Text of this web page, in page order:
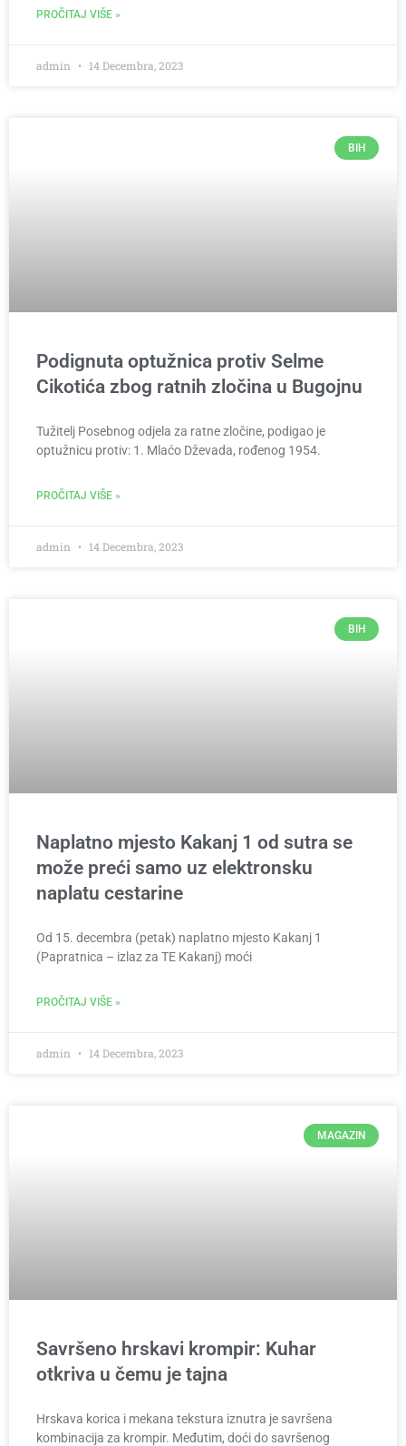
PROČITAJ VIŠE »
admin 14 Decembra, 2023
BIH
Podignuta optužnica protiv Selme
Cikotića zbog ratnih zločina u Bugojnu
Tužitelj Posebnog odjela za ratne zločine, podigao je
optužnicu protiv: 1. Mlaćo Dževada, rođenog 1954.
PROČITAJ VIŠE »
admin 14 Decembra, 2023
BIH
Naplatno mjesto Kakanj 1 od sutra se
može preći samo uz elektronsku
naplatu cestarine
Od 15. decembra (petak) naplatno mjesto Kakanj 1
(Papratnica – izlaz za TE Kakanj) moći
PROČITAJ VIŠE »
admin 14 Decembra, 2023
MAGAZIN
Savršeno hrskavi krompir: Kuhar
otkriva u čemu je tajna
Hrskava korica i mekana tekstura iznutra je savršena
kombinacija za krompir. Međutim, doći do savršenog